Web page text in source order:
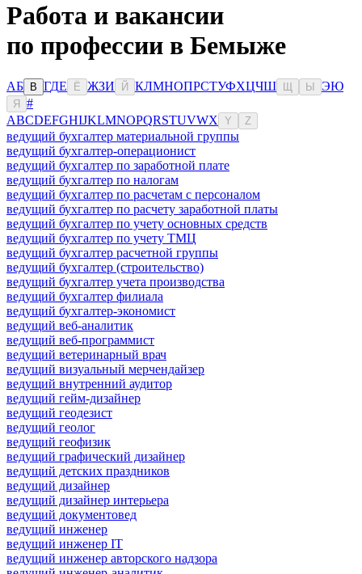
Работа и вакансии
по профессии в Бемыже
АБ В ГДЕ Ё ЖЗИ Й КЛМНОПРСТУФХЦЧШ Ы ЭЮ
Я
#
ABCDEFGHIJKLMNOPQRSTUVWX Y Z
ведущий бухгалтер материальной группы
ведущий бухгалтер-операционист
ведущий бухгалтер по заработной плате
ведущий бухгалтер по налогам
ведущий бухгалтер по расчетам с персоналом
ведущий бухгалтер по расчету заработной платы
ведущий бухгалтер по учету основных средств
ведущий бухгалтер по учету ТМЦ
ведущий бухгалтер расчетной группы
ведущий бухгалтер (строительство)
ведущий бухгалтер учета производства
ведущий бухгалтер филиала
ведущий бухгалтер-экономист
ведущий веб-аналитик
ведущий веб-программист
ведущий ветеринарный врач
ведущий визуальный мерчендайзер
ведущий внутренний аудитор
ведущий гейм-дизайнер
ведущий геодезист
ведущий геолог
ведущий геофизик
ведущий графический дизайнер
ведущий детских праздников
ведущий дизайнер
ведущий дизайнер интерьера
ведущий документовед
ведущий инженер
ведущий инженер IT
ведущий инженер авторского надзора